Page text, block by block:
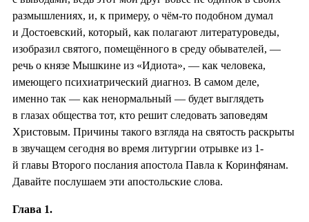
размышлениях, и, к примеру, о чём-то подобном думал
и Достоевский, который, как полагают литературоведы,
изобразил святого, помещённого в среду обывателей, —
речь о князе Мышкине из «Идиота», — как человека,
имеющего психиатрический диагноз. В самом деле,
именно так — как ненормальный — будет выглядеть
в глазах общества тот, кто решит следовать заповедям
Христовым. Причины такого взгляда на святость раскрыты
в звучащем сегодня во время литургии отрывке из 1-
й главы Второго послания апостола Павла к Коринфянам.
Давайте послушаем эти апостольские слова.
Глава 1.